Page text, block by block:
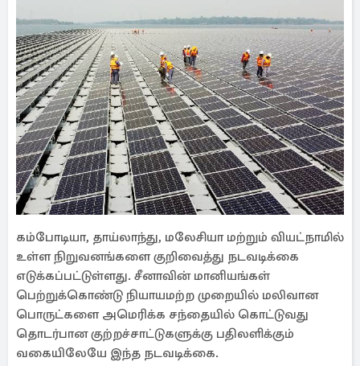
கம்போடியா, தாய்லாந்து, மலேசியா மற்றும் வியட்நாமில்
உள்ள நிறுவனங்களை குறிவைத்து நடவடிக்கை
எடுக்கப்பட்டுள்ளது. சீனாவின் மானியங்கள்
பெற்றுக்கொண்டு நியாயமற்ற முறையில் மலிவான
பொருட்களை அமெரிக்க சந்தையில் கொட்டுவது
தொடர்பான குற்றச்சாட்டுகளுக்கு பதிலளிக்கும்
வகையிலேயே இந்த நடவடிக்கை.